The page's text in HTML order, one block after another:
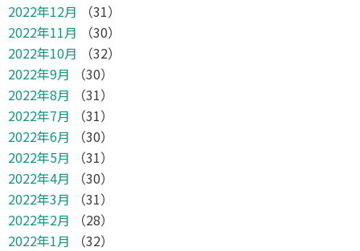
2022年12月
（31）
2022年11月
（30）
2022年10月
（32）
2022年9月
（30）
2022年8月
（31）
2022年7月
（31）
2022年6月
（30）
2022年5月
（31）
2022年4月
（30）
2022年3月
（31）
2022年2月
（28）
2022年1月
（32）